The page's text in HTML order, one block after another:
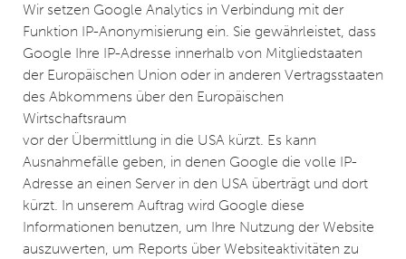
Wir setzen Google Analytics in Verbindung mit der
Funktion IP-Anonymisierung ein. Sie gewährleistet, dass
Google Ihre IP-Adresse innerhalb von Mitgliedstaaten
der Europäischen Union oder in anderen Vertragsstaaten
des Abkommens über den Europäischen
Wirtschaftsraum
vor der Übermittlung in die USA kürzt. Es kann
Ausnahmefälle geben, in denen Google die volle IP-
Adresse an einen Server in den USA überträgt und dort
kürzt. In unserem Auftrag wird Google diese
Informationen benutzen, um Ihre Nutzung der Website
auszuwerten, um Reports über Websiteaktivitäten zu